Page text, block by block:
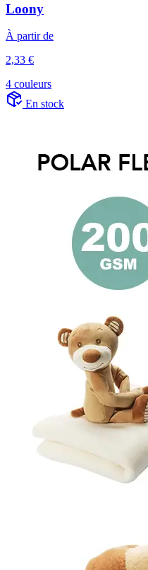
Loony
À partir de
2,33 €
4 couleurs
En stock